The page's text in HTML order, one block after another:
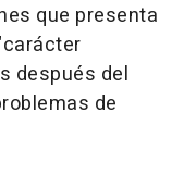
que presenta
después del
de